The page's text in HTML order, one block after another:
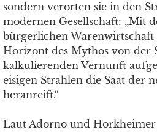
sondern verorten sie in den
modernen Gesellschaft: „Mit
bürgerlichen
Horizont des Mythos von der
kalkulierenden Vernunft
eisigen Strahlen die Saat der
heranreift.“
Laut Adorno und Horkheimer